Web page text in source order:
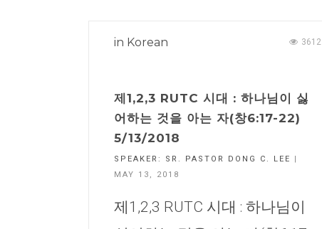
in Korean 3612
제1,2,3 RUTC 시대 : 하나님이 싫
어하는 것을 아는 자(창6:17-22)
5/13/2018
SPEAKER: SR. PASTOR DONG C. LEE
|
MAY 13, 2018
제1,2,3 RUTC 시대 : 하나님이